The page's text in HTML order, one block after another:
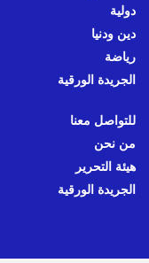
دولية
دين ودنيا
رياضة
الجريدة الورقية
للتواصل معنا
من نحن
هيئة التحرير
الجريدة الورقية